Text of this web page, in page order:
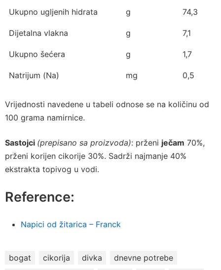
Ukupno ugljenih hidrata g 74,3
Dijetalna vlakna g 7,1
Ukupno šećera g 1,7
Natrijum (Na) mg 0,5
Vrijednosti navedene u tabeli odnose se na količinu od
100 grama namirnice.
Sastojci (prepisano sa proizvoda): prženi ječam 70%,
prženi korijen cikorije 30%. Sadrži najmanje 40%
ekstrakta topivog u vodi.
Reference:
Napici od žitarica – Franck
bogat cikorija divka
dnevne potrebe